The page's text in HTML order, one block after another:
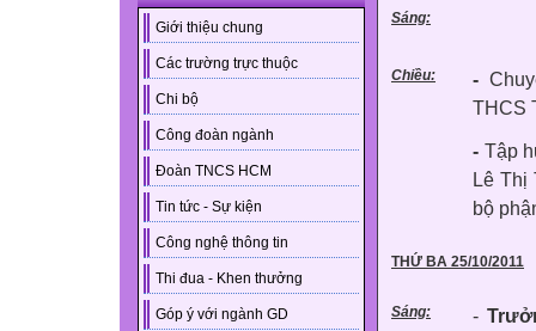
Giới thiệu chung
Các trường trực thuộc
Chi bộ
Công đoàn ngành
Đoàn TNCS HCM
Tin tức - Sự kiện
Công nghệ thông tin
Thi đua - Khen thưởng
Góp ý với ngành GD
Sáng:
Chiều: -
THCS
- Tập
Lê Thị
bộ
THỨ BA 25/10/2011
Sáng: -